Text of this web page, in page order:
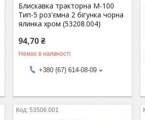
Блискавка тракторна М-100
Тип-5 роз'ємна 2 бігунка чорна
ялинка хром (53208.004)
94,70 ₴
Немає в наявності
+380 (67) 614-08-09
53506.001